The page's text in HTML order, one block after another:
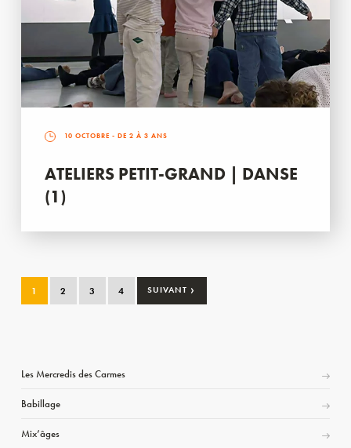
10 OCTOBRE - DE 2 À 3 ANS
ATELIERS PETIT-GRAND | DANSE
(1)
1 2 3 4 SUIVANT ›
Les Mercredis des Carmes
Babillage
Mix’âges